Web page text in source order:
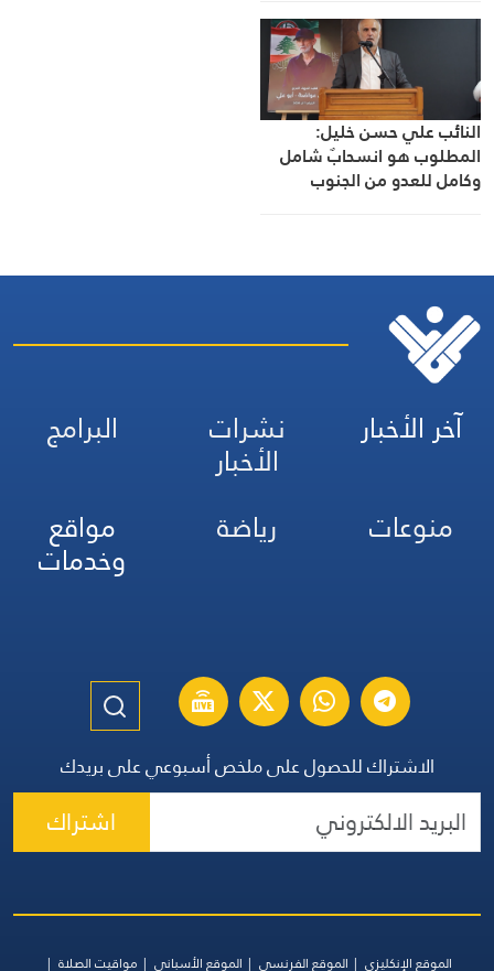
النائب علي حسن خليل:
المطلوب هو انسحابٌ شامل
وكامل للعدو من الجنوب
آخر الأخبار نشرات
الأخبار
البرامج
منوعات
رياضة مواقع
وخدمات
الاشتراك للحصول على ملخص أسبوعي على بريدك
اشتراك
الموقع الإنكليزي الموقع الفرنسي الموقع الأسباني مواقيت الصلاة